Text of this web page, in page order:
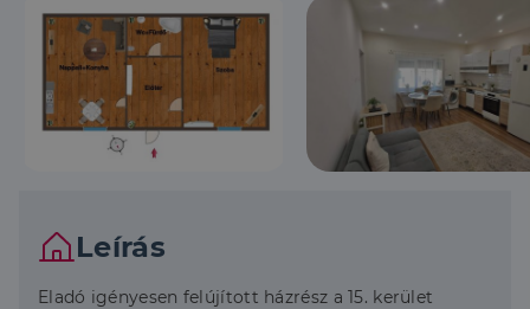
Leírás
Eladó igényesen felújított házrész a 15. kerület